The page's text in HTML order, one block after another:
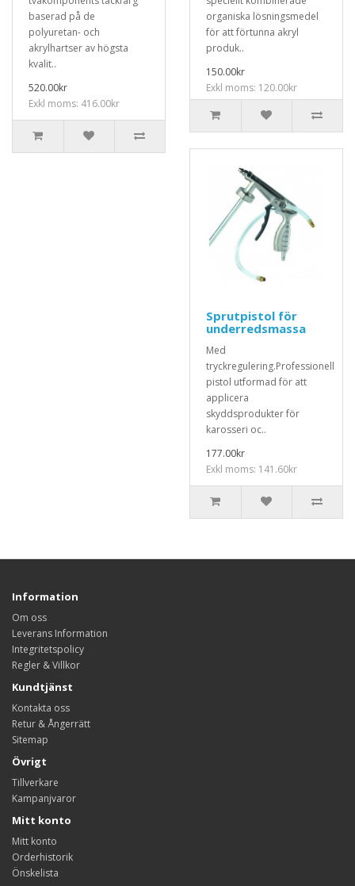
baserad på de
polyuretan- och
akrylhartser av högsta
kvalit..
520.00kr
Exkl moms: 416.00kr
organiska lösningsmedel
för att förtunna akryl
produk..
150.00kr
Exkl moms: 120.00kr
Sprutpistol för
underredsmassa
Med
tryckregulering.Professionell
pistol utformad för att
applicera
skyddsprodukter för
karosseri oc..
177.00kr
Exkl moms: 141.60kr
Information
Om oss
Leverans Information
Integritetspolicy
Regler & Villkor
Kundtjänst
Kontakta oss
Retur & Ångerrätt
Sitemap
Övrigt
Tillverkare
Kampanjvaror
Mitt konto
Mitt konto
Orderhistorik
Önskelista